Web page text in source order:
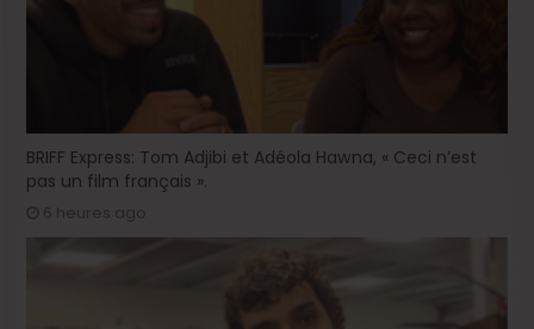
BRIFF Express: Tom Adjibi et Adéola Hawna, « Ceci n’est
pas un film français ».
6 heures ago